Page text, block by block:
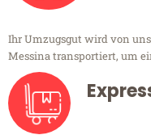
Ihr Umzugsgut wird von
Messina transportiert, um